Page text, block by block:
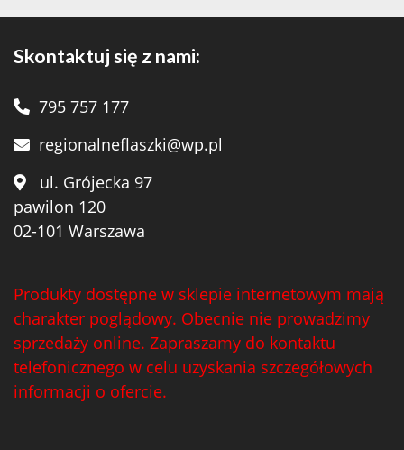
Skontaktuj się z nami:
795 757 177
regionalneflaszki@wp.pl
ul. Grójecka 97
pawilon 120
02-101 Warszawa
Produkty dostępne w sklepie internetowym mają
charakter poglądowy. Obecnie nie prowadzimy
sprzedaży online. Zapraszamy do kontaktu
telefonicznego w celu uzyskania szczegółowych
informacji o ofercie.